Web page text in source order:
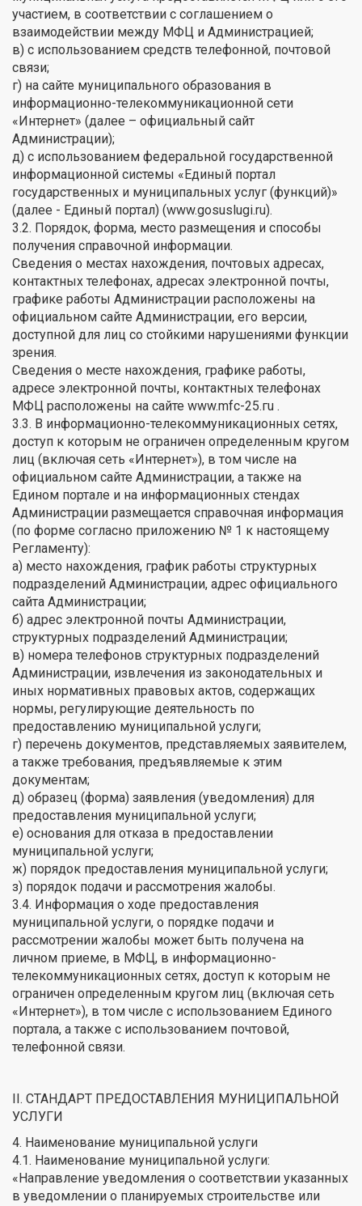
участием, в соответствии с соглашением о
взаимодействии между МФЦ и Администрацией;
в) с использованием средств телефонной, почтовой
связи;
г) на сайте муниципального образования в
информационно-телекоммуникационной сети
«Интернет» (далее – официальный сайт
Администрации);
д) с использованием федеральной государственной
информационной системы «Единый портал
государственных и муниципальных услуг (функций)»
(далее - Единый портал) (www.gosuslugi.ru).
3.2. Порядок, форма, место размещения и способы
получения справочной информации.
Сведения о местах нахождения, почтовых адресах,
контактных телефонах, адресах электронной почты,
графике работы Администрации расположены на
официальном сайте Администрации, его версии,
доступной для лиц со стойкими нарушениями функции
зрения.
Сведения о месте нахождения, графике работы,
адресе электронной почты, контактных телефонах
МФЦ расположены на сайте www.mfc-25.гu .
3.3. В информационно-телекоммуникационных сетях,
доступ к которым не ограничен определенным кругом
лиц (включая сеть «Интернет»), в том числе на
официальном сайте Администрации, а также на
Едином портале и на информационных стендах
Администрации размещается справочная информация
(по форме согласно приложению № 1 к настоящему
Регламенту):
а) место нахождения, график работы структурных
подразделений Администрации, адрес официального
сайта Администрации;
б) адрес электронной почты Администрации,
структурных подразделений Администрации;
в) номера телефонов структурных подразделений
Администрации, извлечения из законодательных и
иных нормативных правовых актов, содержащих
нормы, регулирующие деятельность по
предоставлению муниципальной услуги;
г) перечень документов, представляемых заявителем,
а также требования, предъявляемые к этим
документам;
д) образец (форма) заявления (уведомления) для
предоставления муниципальной услуги;
е) основания для отказа в предоставлении
муниципальной услуги;
ж) порядок предоставления муниципальной услуги;
з) порядок подачи и рассмотрения жалобы.
3.4. Информация о ходе предоставления
муниципальной услуги, о порядке подачи и
рассмотрении жалобы может быть получена на
личном приеме, в МФЦ, в информационно-
телекоммуникационных сетях, доступ к которым не
ограничен определенным кругом лиц (включая сеть
«Интернет»), в том числе с использованием Единого
портала, а также с использованием почтовой,
телефонной связи.
II. СТАНДАРТ ПРЕДОСТАВЛЕНИЯ МУНИЦИПАЛЬНОЙ
УСЛУГИ
4. Наименование муниципальной услуги
4.1. Наименование муниципальной услуги:
«Направление уведомления о соответствии указанных
в уведомлении о планируемых строительстве или